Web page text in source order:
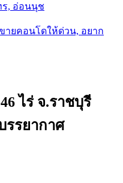
, อ่อนนุช
ายคอนโดให้ด่วน, อยาก
ไร่ จ.ราชบุรี
รรยากาศ